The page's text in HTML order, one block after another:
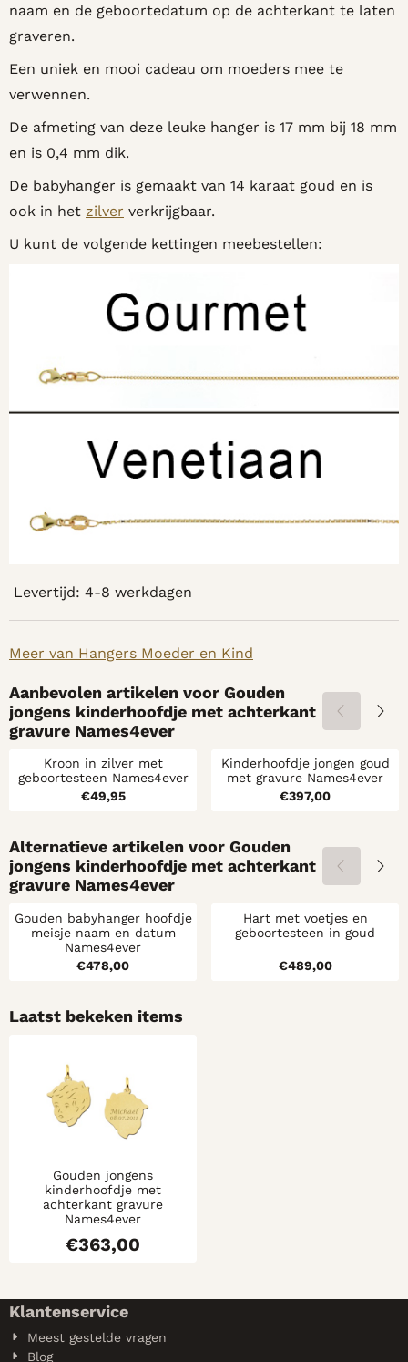
naam en de geboortedatum op de achterkant te laten
graveren.
Een uniek en mooi cadeau om moeders mee te
verwennen.
De afmeting van deze leuke hanger is 17 mm bij 18 mm
en is 0,4 mm dik.
De babyhanger is gemaakt van 14 karaat goud en is
ook in het zilver verkrijgbaar.
U kunt de volgende kettingen meebestellen:
Levertijd: 4-8 werkdagen
Meer van Hangers Moeder en Kind
Aanbevolen artikelen voor Gouden
jongens kinderhoofdje met achterkant
gravure Names4ever
Kroon in zilver met
geboortesteen Names4ever
Prijs: 49,95
€49,95
Kinderhoofdje jongen goud
met gravure Names4ever
Prijs: 397,00
€397,00
Alternatieve artikelen voor Gouden
jongens kinderhoofdje met achterkant
gravure Names4ever
Gouden babyhanger hoofdje
meisje naam en datum
Names4ever
Prijs: 478,00
€478,00
Hart met voetjes en
geboortesteen in goud
Prijs: 489,00
€489,00
Laatst bekeken items
Gouden jongens
kinderhoofdje met
achterkant gravure
Names4ever
€363,00
Klantenservice
Meest gestelde vragen
Blog